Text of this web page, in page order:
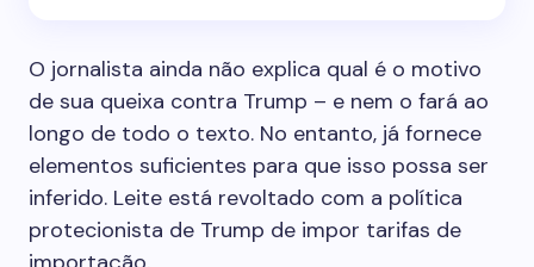
O jornalista ainda não explica qual é o motivo
de sua queixa contra Trump – e nem o fará ao
longo de todo o texto. No entanto, já fornece
elementos suficientes para que isso possa ser
inferido. Leite está revoltado com a política
protecionista de Trump de impor tarifas de